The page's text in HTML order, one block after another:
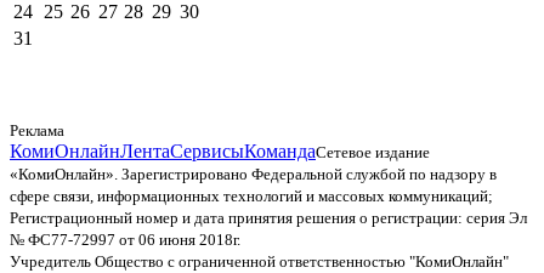
24 25 26 27 28 29 30
31
Реклама
КомиОнлайнЛентаСервисыКомандаСетевое издание
«КомиОнлайн». Зарегистрировано Федеральной службой по надзору в
сфере связи, информационных технологий и массовых коммуникаций;
Регистрационный номер и дата принятия решения о регистрации: серия Эл
№ ФС77-72997 от 06 июня 2018г.
Учредитель Общество с ограниченной ответственностью "КомиОнлайн"